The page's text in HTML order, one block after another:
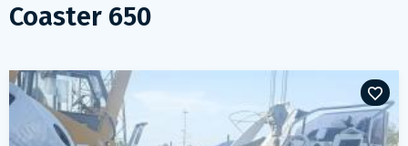
Coaster 650